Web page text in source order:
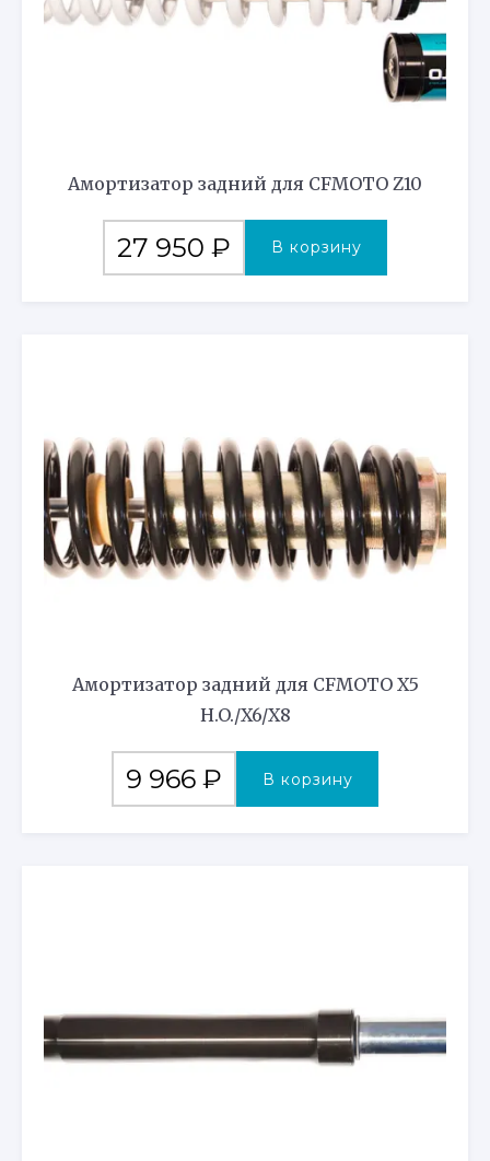
Амортизатор задний для CFMOTO Z10
27 950 ₽ В корзину
Амортизатор задний для CFMOTO X5
H.O./X6/X8
9 966 ₽ В корзину